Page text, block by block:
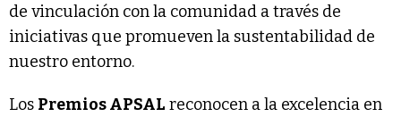
de vinculación con la comunidad a través de
iniciativas que promueven la sustentabilidad de
nuestro entorno.
Los Premios APSAL reconocen a la excelencia en